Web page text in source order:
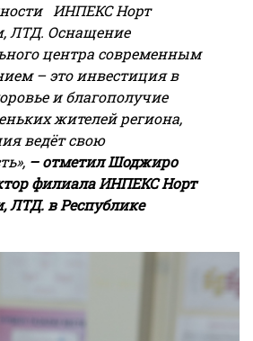
ИНПЕКС Норт
ЛТД. Оснащение
центра современным
– это инвестиция в
и благополучие
жителей региона,
ведёт свою
– отметил Шоджиро
филиала ИНПЕКС Норт
ЛТД. в Республике